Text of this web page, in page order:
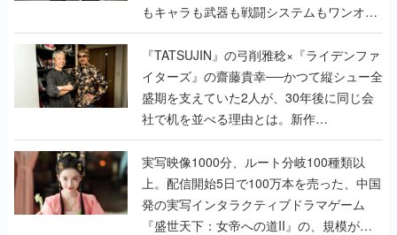
もキャラも武器も戦闘システムもワンオフ
で作り込まれた理由を両ディレクターに聞
く
『TATSUJIN』の弓削雅稔×『ライデンファ
イターズ』の齋藤貴幸──かつて縦シュー全
盛期を支えていた2人が、30年後に同じ会
社で机を並べる理由とは。新作
『TATSUJIN EXTREME』で初タッグを組
んだレジェンド2人に訊く開発秘話
実写映像1000分、ルート分岐100種類以
上。配信開始5日で100万本を売った、中国
発の実写インタラクティブドラマゲーム
『盛世天下：女帝への道II』の、規模が違